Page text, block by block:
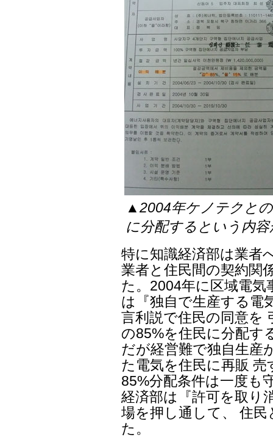
▲2004年ケノテクと
に分配するという内
特に知識経済部は業者
業者と住民間の契約関
た。2004年に区域電気
は『独自で生産する電
言利説で住民の同意を
の85%を住民に分配す
だが経営難で独自生産
た電気を住民に再販
85%分配条件は一度も
経済部は『許可を取り
場を押し通して、 住
た。